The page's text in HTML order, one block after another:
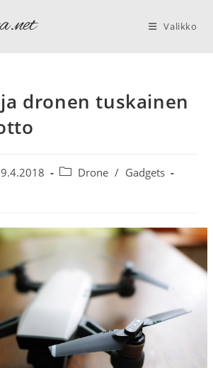
Valikko
ja dronen tuskainen
Artikkelin
Drone / Gadgets